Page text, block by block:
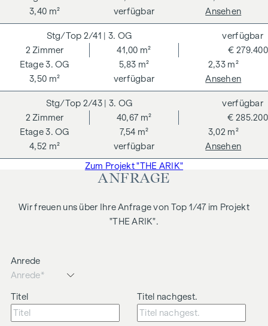
Kaufpreises zzgl. 20 % USt. Gültig bis 31.07.2026.
Wir weisen darauf hin, dass zwischen dem Vermittler und
dem zu vermittelnden Dritten ein familiäres oder
wirtschaftliches Naheverhältnis besteht.
Der Vermittler ist als Doppelmakler tätig.
3,40 m²
verfügbar Ansehen
2/41 | 3. OG
3. OG
2 Zimmer
41,00 m²
5,83 m²
2,33 m²
3,50 m²
€ 279.400
verfügbar
verfügbar
Ansehen
2/43 | 3. OG
3. OG
2 Zimmer
40,67 m²
7,54 m²
3,02 m²
4,52 m²
€ 285.200
verfügbar
verfügbar
Ansehen
Zum Projekt "THE ARIK"
ANFRAGE
Wir freuen uns über Ihre Anfrage von Top 1/47 im Projekt
"THE ARIK".
Anrede
Titel Titel nachgest.